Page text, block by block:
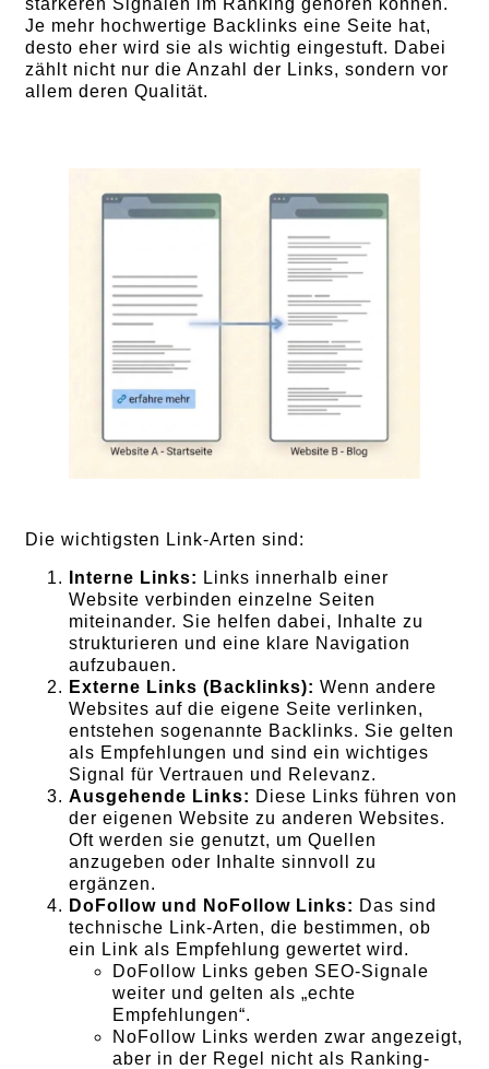
Je mehr hochwertige Backlinks eine Seite hat,
desto eher wird sie als wichtig eingestuft. Dabei
zählt nicht nur die Anzahl der Links, sondern vor
allem deren Qualität.
Die wichtigsten Link-Arten sind:
Interne Links: Links innerhalb einer
Website verbinden einzelne Seiten
miteinander. Sie helfen dabei, Inhalte zu
strukturieren und eine klare Navigation
aufzubauen.
Externe Links (Backlinks): Wenn andere
Websites auf die eigene Seite verlinken,
entstehen sogenannte Backlinks. Sie gelten
als Empfehlungen und sind ein wichtiges
Signal für Vertrauen und Relevanz.
Ausgehende Links: Diese Links führen von
der eigenen Website zu anderen Websites.
Oft werden sie genutzt, um Quellen
anzugeben oder Inhalte sinnvoll zu
ergänzen.
DoFollow und NoFollow Links: Das sind
technische Link-Arten, die bestimmen, ob
ein Link als Empfehlung gewertet wird.
DoFollow Links geben SEO-Signale
weiter und gelten als „echte
Empfehlungen“.
NoFollow Links werden zwar angezeigt,
aber in der Regel nicht als Ranking-